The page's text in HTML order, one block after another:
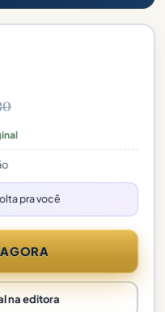
pra você
na editora